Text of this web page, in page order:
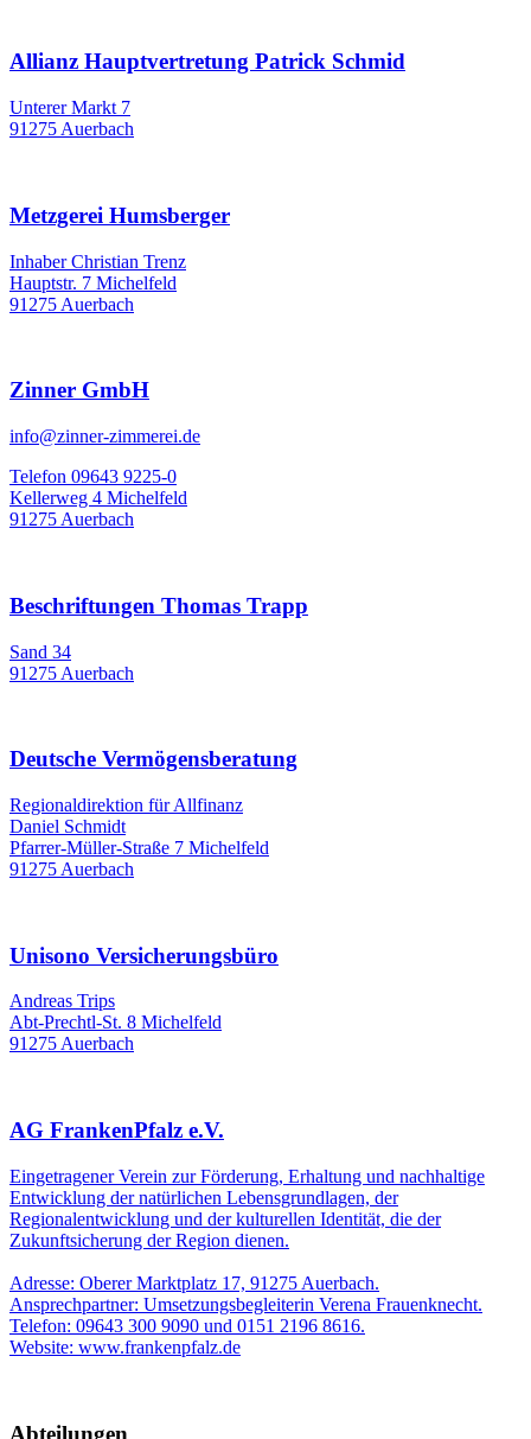
Allianz Hauptvertretung Patrick Schmid
Unterer Markt 7
91275 Auerbach
Metzgerei Humsberger
Inhaber Christian Trenz
Hauptstr. 7 Michelfeld
91275 Auerbach
Zinner GmbH
info@zinner-zimmerei.de
Telefon 09643 9225-0
Kellerweg 4 Michelfeld
91275 Auerbach
Beschriftungen Thomas Trapp
Sand 34
91275 Auerbach
Deutsche Vermögensberatung
Regionaldirektion für Allfinanz
Daniel Schmidt
Pfarrer-Müller-Straße 7 Michelfeld
91275 Auerbach
Unisono Versicherungsbüro
Andreas Trips
Abt-Prechtl-St. 8 Michelfeld
91275 Auerbach
AG FrankenPfalz e.V.
Eingetragener Verein zur Förderung, Erhaltung und nachhaltige
Entwicklung der natürlichen Lebensgrundlagen, der
Regionalentwicklung und der kulturellen Identität, die der
Zukunftsicherung der Region dienen.
Adresse: Oberer Marktplatz 17, 91275 Auerbach.
Ansprechpartner: Umsetzungsbegleiterin Verena Frauenknecht.
Telefon: 09643 300 9090 und 0151 2196 8616.
Website: www.frankenpfalz.de
Abteilungen